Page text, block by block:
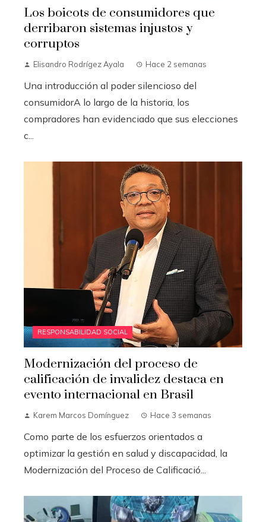
Los boicots de consumidores que
derribaron sistemas injustos y
corruptos
Elisandro Rodrígez Ayala Hace 2 semanas
Una introducción al poder silencioso del
consumidorA lo largo de la historia, los
compradores han evidenciado que sus elecciones
c...
RESPONSABILIDAD SOCIAL
Modernización del proceso de
calificación de invalidez destaca en
evento internacional en Brasil
Karem Marcos Domínguez Hace 3 semanas
Como parte de los esfuerzos orientados a
optimizar la gestión en salud y discapacidad, la
Modernización del Proceso de Calificació...